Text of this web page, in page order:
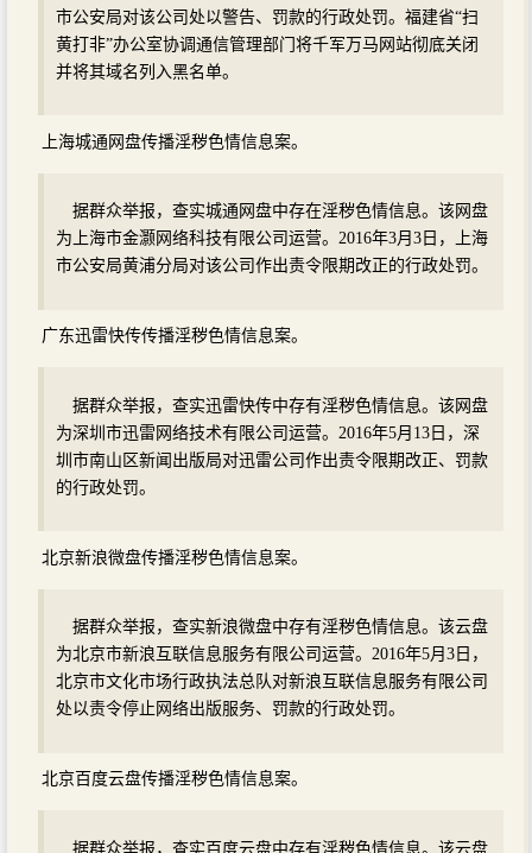
市公安局对该公司处以警告、罚款的行政处罚。福建省“扫
黄打非”办公室协调通信管理部门将千军万马网站彻底关闭
并将其域名列入黑名单。
上海城通网盘传播淫秽色情信息案。
据群众举报，查实城通网盘中存在淫秽色情信息。该网盘
为上海市金灏网络科技有限公司运营。2016年3月3日，上海
市公安局黄浦分局对该公司作出责令限期改正的行政处罚。
广东迅雷快传传播淫秽色情信息案。
据群众举报，查实迅雷快传中存有淫秽色情信息。该网盘
为深圳市迅雷网络技术有限公司运营。2016年5月13日，深
圳市南山区新闻出版局对迅雷公司作出责令限期改正、罚款
的行政处罚。
北京新浪微盘传播淫秽色情信息案。
据群众举报，查实新浪微盘中存有淫秽色情信息。该云盘
为北京市新浪互联信息服务有限公司运营。2016年5月3日，
北京市文化市场行政执法总队对新浪互联信息服务有限公司
处以责令停止网络出版服务、罚款的行政处罚。
北京百度云盘传播淫秽色情信息案。
据群众举报，查实百度云盘中存有淫秽色情信息。该云盘